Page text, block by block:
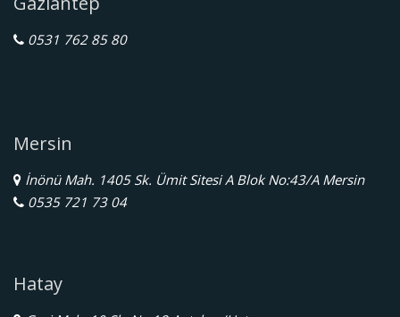
0531 762 85 80
Mersin
İnönü Mah. 1405 Sk. Ümit Sitesi A Blok No:43/A Mersin
0535 721 73 04
Hatay